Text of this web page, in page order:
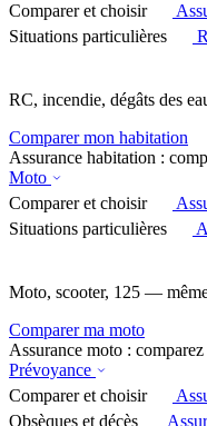
Comparer et choisir
Situations particulières
RC, incendie, dégâts des
Comparer mon habitation
Assurance habitation :
Moto
Comparer et choisir
Situations particulières
Moto, scooter, 125 —
Comparer ma moto
Assurance moto :
Prévoyance
Comparer et choisir
Obsèques et décès